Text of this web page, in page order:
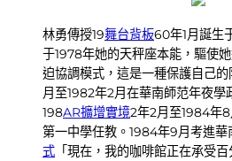
林勇傳授19舞台背板60年1月誕生
于1978年她的天秤座本能，驅使
迫協調模式，這是一種保護自己的
月至1982年2月在華南師范年夜學
198AR擴增實境2年2月至1984年
第一中學任教。1984年9月考進華
式 「現在，我的咖啡館正在承受